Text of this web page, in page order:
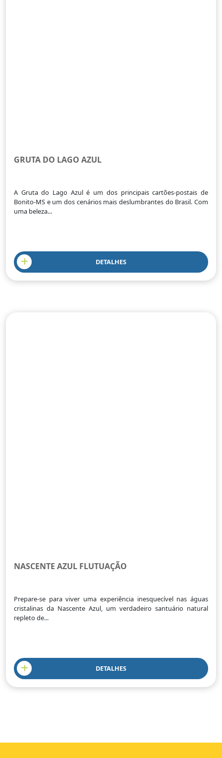
GRUTA DO LAGO AZUL
A Gruta do Lago Azul é um dos principais cartões-postais de
Bonito-MS e um dos cenários mais deslumbrantes do Brasil. Com
uma beleza...
DETALHES
NASCENTE AZUL FLUTUAÇÃO
Prepare-se para viver uma experiência inesquecível nas águas
cristalinas da Nascente Azul, um verdadeiro santuário natural
repleto de...
DETALHES